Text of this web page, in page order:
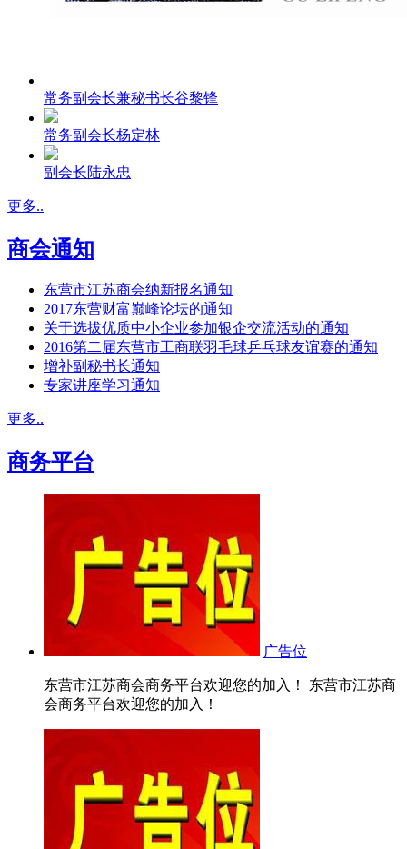
常务副会长兼秘书长谷黎锋
常务副会长杨定林
副会长陆永忠
更多..
商会通知
东营市江苏商会纳新报名通知
2017东营财富巅峰论坛的通知
关于选拔优质中小企业参加银企交流活动的通知
2016第二届东营市工商联羽毛球乒乓球友谊赛的通知
增补副秘书长通知
专家讲座学习通知
更多..
商务平台
广告位
东营市江苏商会商务平台欢迎您的加入！ 东营市江苏商
会商务平台欢迎您的加入！